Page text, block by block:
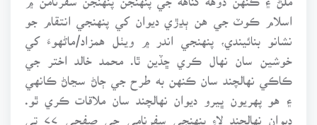
اسلام ڪوٽ جي هن ٻڍڙي ديوان کي پنهنجي انتقام جو
نشانو بنائيندي، پنهنجي اندر ۾ ويٺل همزاد/ماڻهوءَ کي
خوشين سان نهال ڪري ڇڏين ٿا. محمد خالد اختر جي
ڪاڪي نهالچند سان ڪنهن به طرح جي ڄاڻ سڃاڻ ڪانهي
۽ هو پهريون ڀيرو ديوان نهالچند سان ملاقات ڪري ٿو.